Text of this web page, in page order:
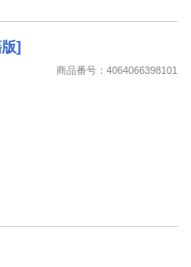
]
商品番号：4064066398101